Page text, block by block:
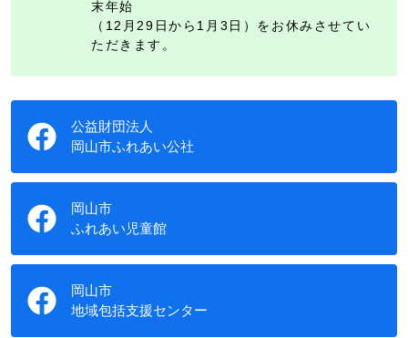
末年始
（12月29日から1月3日）をお休みさせてい
ただきます。
公益財団法人
岡山市ふれあい公社
岡山市
ふれあい児童館
岡山市
地域包括支援センター